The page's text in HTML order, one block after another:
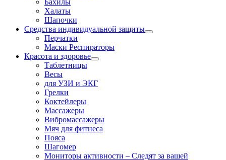
Бахилы
Халаты
Шапочки
Средства индивидуальной защиты
Перчатки
Маски Респираторы
Красота и здоровье
Таблетницы
Весы
для УЗИ и ЭКГ
Грелки
Коктейлеры
Массажеры
Вибромассажеры
Мяч для фитнеса
Пояса
Шагомер
Мониторы активности – Следят за вашей